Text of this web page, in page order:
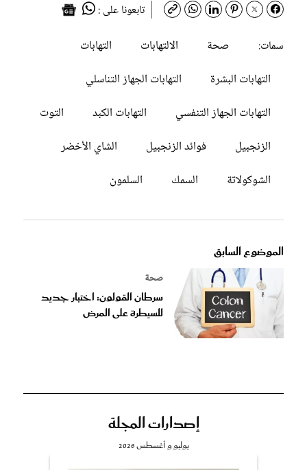
تابعونا على :
سمات:
صحة الالتهابات
التهابات
التهابات البشرة
التهابات الجهاز التناسلي
التهابات الجهاز التنفسي
التهابات الكبد
التوت
الزنجبيل
فوائد الزنجبيل
الشاي الأخضر
الشوكولاتة
السمك السلمون
الموضوع السابق
صحة
سرطان القولون: اختبار جديد
للسيطرة على المرض
إصدارات المجلة
يوليو و أغسطس 2026